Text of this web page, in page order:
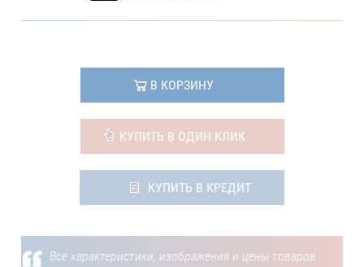
В КОРЗИНУ
КУПИТЬ В ОДИН КЛИК
КУПИТЬ В КРЕДИТ
Все характеристики, изображения и цены товаров